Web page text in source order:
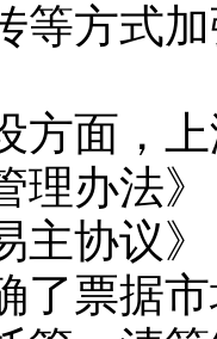
等方式
面，上
理办法
主协议
了票据